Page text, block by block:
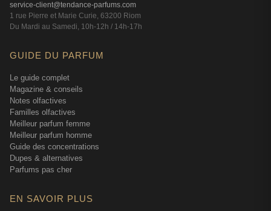
service-client@tendance-parfums.com
1 rue Pierre et Marie Curie, 63200 Riom
Du Mardi au Samedi, 10h-12h / 14h-17h
GUIDE DU PARFUM
Le guide complet
Magazine & conseils
Notes olfactives
Familles olfactives
Meilleur parfum femme
Meilleur parfum homme
Guide des concentrations
Dupes & alternatives
Parfums pas cher
EN SAVOIR PLUS